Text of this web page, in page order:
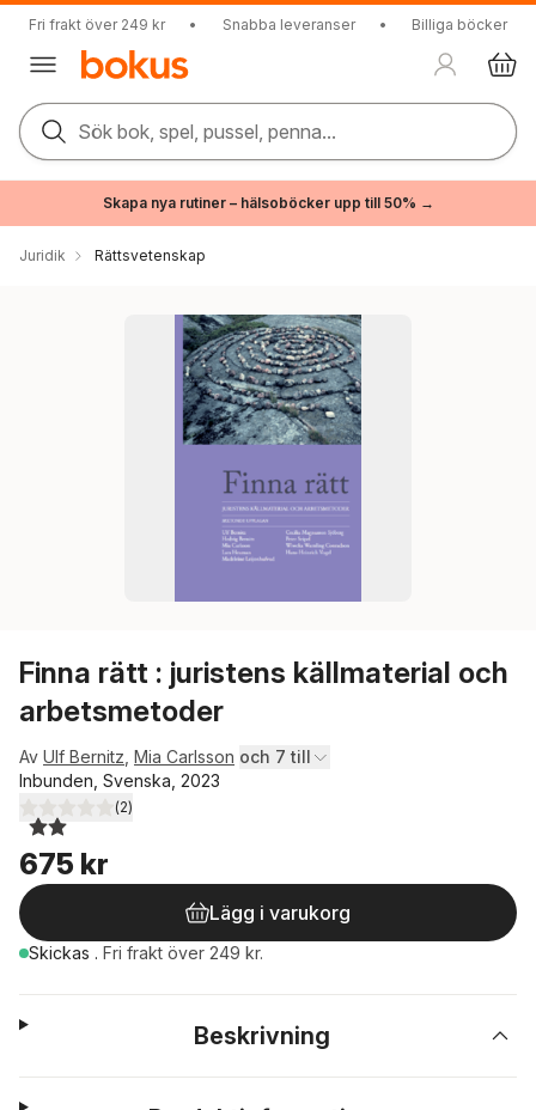
Fri frakt över 249 kr • Snabba leveranser • Billiga böcker
Sök bok, spel, pussel, penna...
Skapa nya rutiner – hälsoböcker upp till 50% →
Juridik Rättsvetenskap
Finna rätt : juristens källmaterial och
arbetsmetoder
Av Ulf Bernitz Mia Carlsson och 7 till
Inbunden, Svenska, 2023
2,0utav 5 stjärnor. Totalt antal röster:
(2)
675 kr
Lägg i varukorg
Skickas . Fri frakt över 249 kr.
Beskrivning